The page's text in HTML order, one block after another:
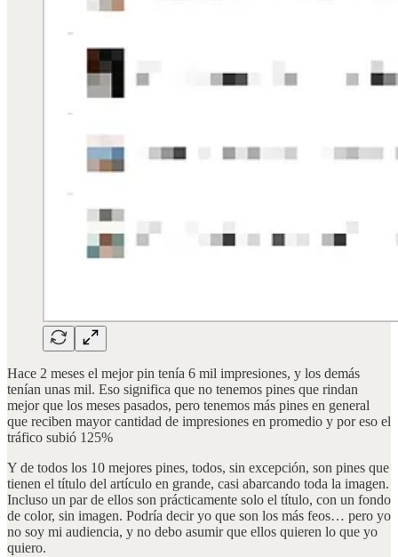
Hace 2 meses el mejor pin tenía 6 mil impresiones, y los demás
tenían unas mil. Eso significa que no tenemos pines que rindan
mejor que los meses pasados, pero tenemos más pines en general
que reciben mayor cantidad de impresiones en promedio y por eso el
tráfico subió 125%
Y de todos los 10 mejores pines, todos, sin excepción, son pines que
tienen el título del artículo en grande, casi abarcando toda la imagen.
Incluso un par de ellos son prácticamente solo el título, con un fondo
de color, sin imagen. Podría decir yo que son los más feos… pero yo
no soy mi audiencia, y no debo asumir que ellos quieren lo que yo
quiero.